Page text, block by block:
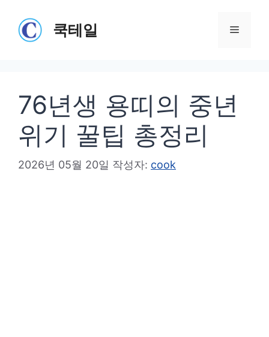
쿡테일 메
76년생 용띠의 중년
위기 꿀팁 총정리
2026년 05월 20일 작성자: cook